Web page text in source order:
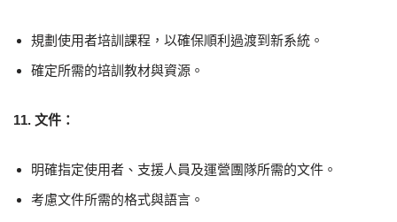
規劃使用者培訓課程，以確保順利過渡到新系統。
確定所需的培訓教材與資源。
11. 文件：
明確指定使用者、支援人員及運營團隊所需的文件。
考慮文件所需的格式與語言。